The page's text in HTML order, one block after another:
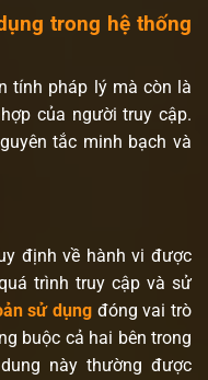
trong hệ thống
tính pháp lý mà còn là
của người truy cập.
tắc minh bạch và
định về hành vi được
trình truy cập và sử
sử dụng đóng vai trò
buộc cả hai bên trong
này thường được